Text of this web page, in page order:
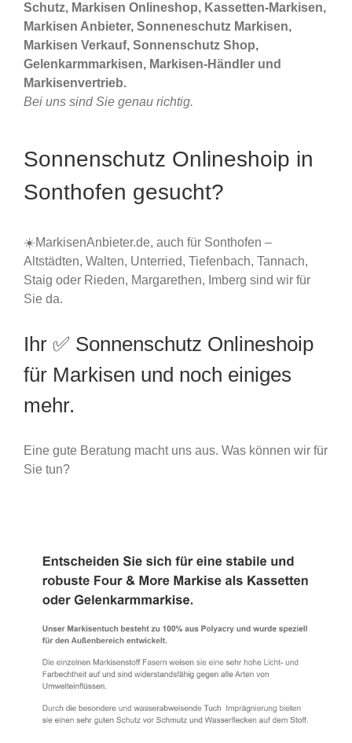
Schutz, Markisen Onlineshop, Kassetten-Markisen,
Markisen Anbieter, Sonneneschutz Markisen,
Markisen Verkauf, Sonnenschutz Shop,
Gelenkarmmarkisen, Markisen-Händler und
Markisenvertrieb.
Bei uns sind Sie genau richtig.
Sonnenschutz Onlineshoip in
Sonthofen gesucht?
☀️MarkisenAnbieter.de, auch für Sonthofen –
Altstädten, Walten, Unterried, Tiefenbach, Tannach,
Staig oder Rieden, Margarethen, Imberg sind wir für
Sie da.
Ihr ✅ Sonnenschutz Onlineshoip
für Markisen und noch einiges
mehr.
Eine gute Beratung macht uns aus. Was können wir für
Sie tun?